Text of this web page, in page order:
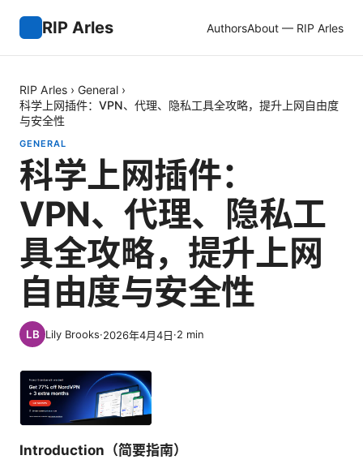
RIP Arles AuthorsAbout — RIP Arles
RIP Arles › General ›
科学上网插件：VPN、代理、隐私工具全攻略，提升上网自由度
与安全性
GENERAL
科学上网插件：
VPN、代理、隐私工
具全攻略，提升上网
自由度与安全性
Lily Brooks·2026年4月4日·2 min
Introduction（简要指南）